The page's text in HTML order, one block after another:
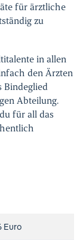
für ärztliche
zu
in allen
den Ärzten
Bindeglied
Abteilung.
für all das
Euro